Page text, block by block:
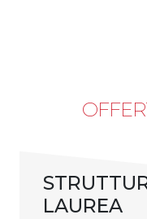
LAUREA